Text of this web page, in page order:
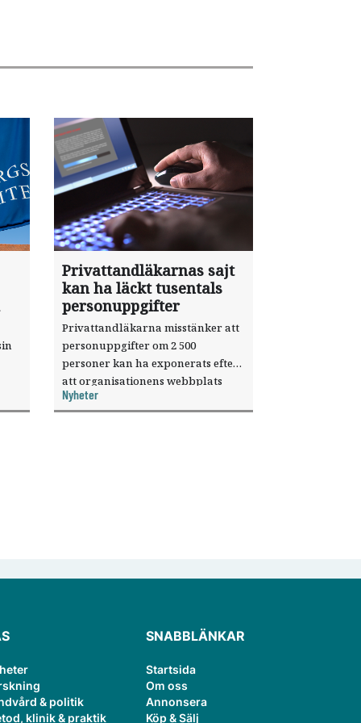
Privattandläkarnas sajt
kan ha läckt tusentals
personuppgifter
Privattandläkarna misstänker att
personuppgifter om 2 500
personer kan ha exponerats efter
att organisationens webbplats
utnyttjats genom en sårbarhet i ett
publiceringsverktyg.
Nyheter
& politik
klinik & praktik
SNABBLÄNKAR
Startsida
Om oss
Annonsera
Köp & Sälj